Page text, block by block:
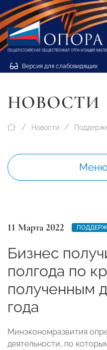
Версия для слабовидящих
НОВОСТИ
Новости
Меню
11 Марта 2022
Бизнес
полгода по
полученным
года
Минэкономразвития
деятельности, по